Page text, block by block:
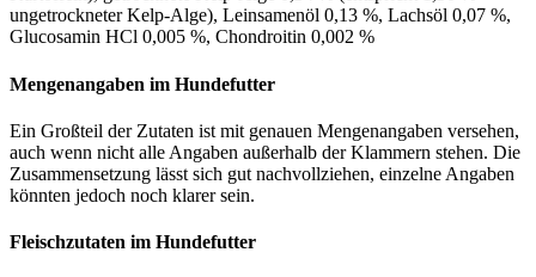
ungetrockneter Kelp-Alge), Leinsamenöl 0,13 %, Lachsöl 0,07 %,
Glucosamin HCl 0,005 %, Chondroitin 0,002 %
Mengenangaben im Hundefutter
Ein Großteil der Zutaten ist mit genauen Mengenangaben versehen,
auch wenn nicht alle Angaben außerhalb der Klammern stehen. Die
Zusammensetzung lässt sich gut nachvollziehen, einzelne Angaben
könnten jedoch noch klarer sein.
Fleischzutaten im Hundefutter